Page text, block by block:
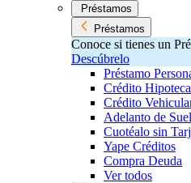
Préstamos
Préstamos
Conoce si tienes un
Descúbrelo
Préstamo
Crédito
Crédito
Adelanto de
Cuotéalo sin
Yape Créditos
Compra Deuda
Ver todos